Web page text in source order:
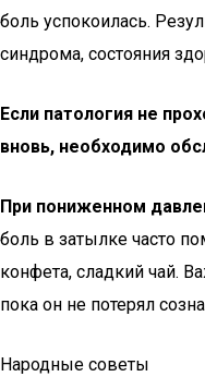
боль успокоилась.
синдрома, состояния
Если патология не
вновь, необходимо
При пониженном
боль в затылке часто
конфета, сладкий чай.
пока он не потерял
Народные советы